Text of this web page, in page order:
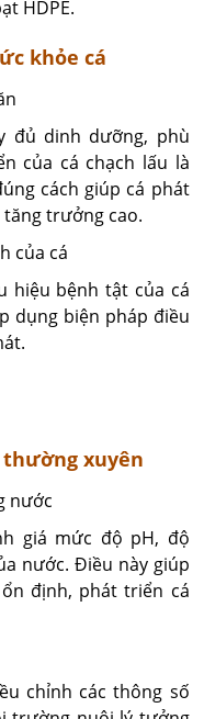
HDPE.
khỏe cá
đủ dinh dưỡng, phù
của cá chạch lấu là
cách giúp cá phát
trưởng cao.
của cá
hiệu bệnh tật của cá
dụng biện pháp điều
xuyên
nước
giá mức độ pH, độ
nước. Điều này giúp
định, phát triển cá
chỉnh các thông số